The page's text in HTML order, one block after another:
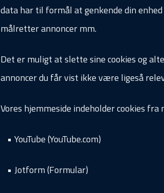
data har til formål at genkende din
målretter annoncer mm.
Det er muligt at slette sine cookies og
annoncer du får vist ikke være ligeså
Vores hjemmeside indeholder cookies
YouTube (YouTube.com)
Jotform (Formular)